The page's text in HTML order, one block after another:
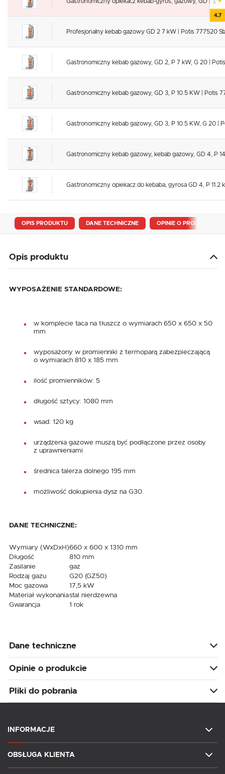
Gastronomiczny opiekacz kebab-gyros, gazowy, GD 5, P
Profesjonalny kebab gazowy GD 2 7 kW | Potis 777520
Gastronomiczny kebab gazowy, GD 2, P 7 kW, G 20 |
Gastronomiczny kebab gazowy, GD 3, P 10.5 KW | Potis
Gastronomiczny kebab gazowy, GD 3, P 10.5 KW, G 20 |
Gastronomiczny kebab gazowy, kebab gazowy, GD 4, P
Gastronomiczny opiekacz do kebaba, gyrosa GD 4, P 11.2
OPIS PRODUKTU DANE TECHNICZNE OPINIE O PRODUKCIE
Opis produktu
WYPOSAŻENIE STANDARDOWE:
w komplecie taca na tłuszcz o wymiarach 650 x 650 x 50
mm
wyposażony w promienniki z termoparą zabezpieczającą
o wymiarach 810 x 185 mm
ilość promienników: 5
długość sztycy: 1080 mm
wsad: 120 kg
urządzenia gazowe muszą być podłączone przez osoby
z uprawnieniami
średnica talerza dolnego 195 mm
możliwość dokupienia dysz na G30.
DANE TECHNICZNE:
Wymiary (WxDxH)660 x 600 x 1310 mm
Długość
810 mm
Zasilanie
gaz
Rodzaj gazu
G20 (GZ50)
Moc gazowa
17,5 kW
Materiał wykonaniastal nierdzewna
Gwarancja
1 rok
Dane techniczne
Opinie o produkcie
Pliki do pobrania
INFORMACJE
OBSŁUGA KLIENTA
4.7